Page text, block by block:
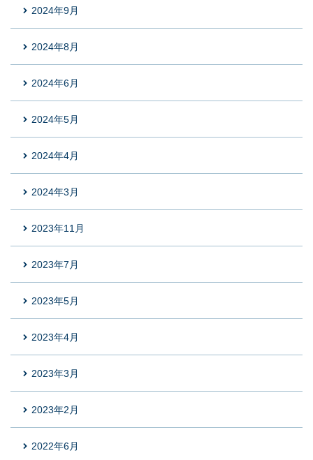
2024年9月
2024年8月
2024年6月
2024年5月
2024年4月
2024年3月
2023年11月
2023年7月
2023年5月
2023年4月
2023年3月
2023年2月
2022年6月